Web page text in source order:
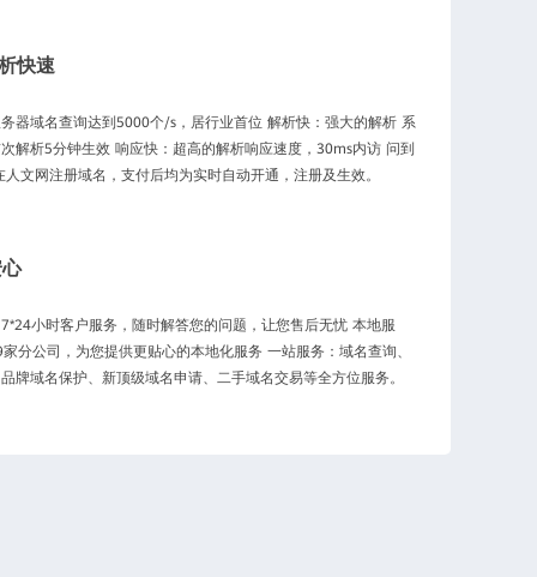
快速
器域名查询达到5000个/s，居行业首位 解析快：强大的解析 系
解析5分钟生效 响应快：超高的解析响应速度，30ms内访 问到
文网注册域名，支付后均为实时自动开通，注册及生效。
小时客户服务，随时解答您的问题，让您售后无忧 本地服
分公司，为您提供更贴心的本地化服务 一站服务：域名查询、
牌域名保护、新顶级域名申请、二手域名交易等全方位服务。